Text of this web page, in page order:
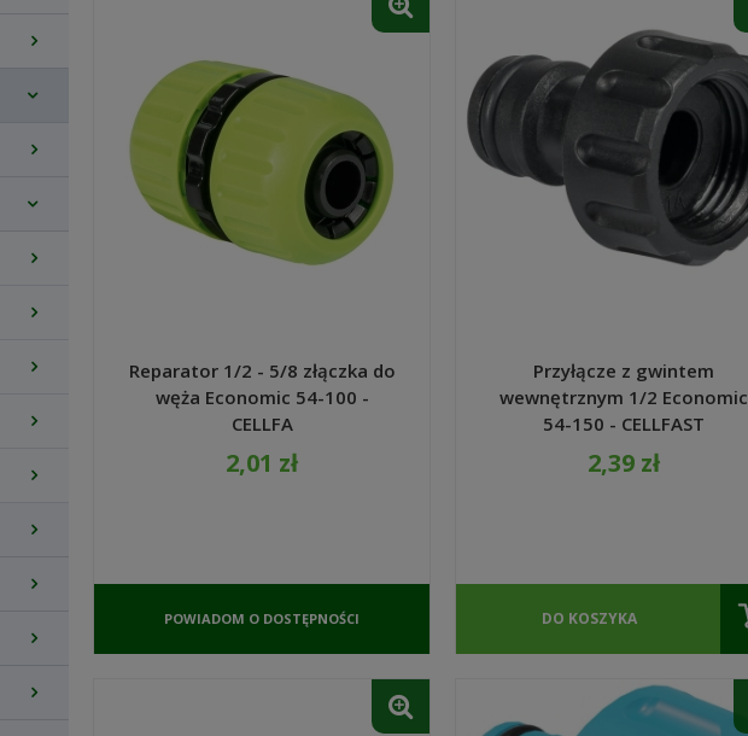
Reparator 1/2 - 5/8 złączka do
węża Economic 54-100 -
CELLFA
2,01 zł
POWIADOM O DOSTĘPNOŚCI
Przyłącze z gwintem
wewnętrznym 1/2 Economic
54-150 - CELLFAST
2,39 zł
DO KOSZYKA